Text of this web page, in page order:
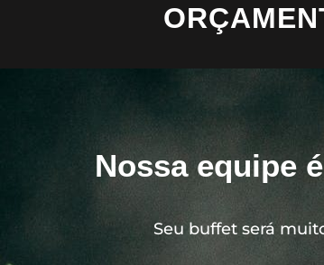
Nossa equipe
Seu buffet será